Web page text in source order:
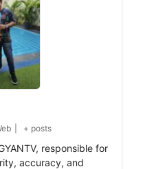
+ posts
responsible for
accuracy, and